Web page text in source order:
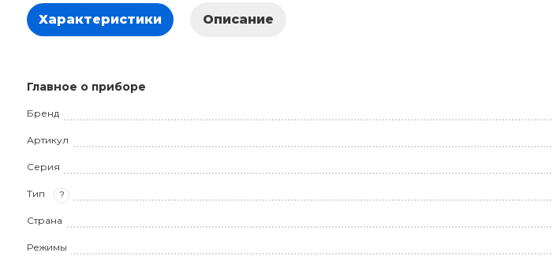
Характеристики Описание
Главное о приборе
Бренд
Артикул
Серия
Тип ?
Страна
Режимы